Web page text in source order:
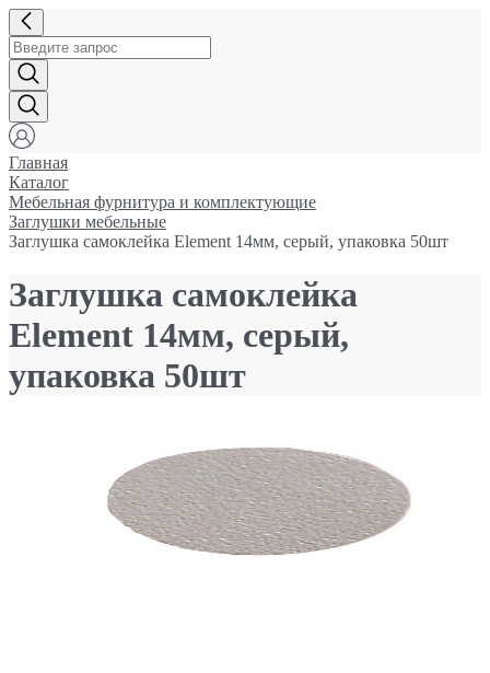
Главная
Каталог
Мебельная фурнитура и комплектующие
Заглушки мебельные
Заглушка самоклейка Element 14мм, серый, упаковка 50шт
Заглушка самоклейка
Element 14мм, серый,
упаковка 50шт